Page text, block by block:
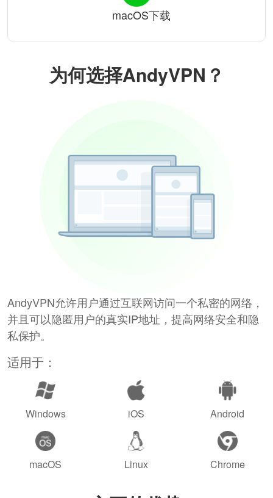
为何选择AndyVPN？
AndyVPN允许用户通过互联网访问一个私密的网络，
并且可以隐匿用户的真实IP地址，提高网络安全和隐
私保护。
适用于：
Windows iOS Android
macOS Linux Chrome
macOS下载